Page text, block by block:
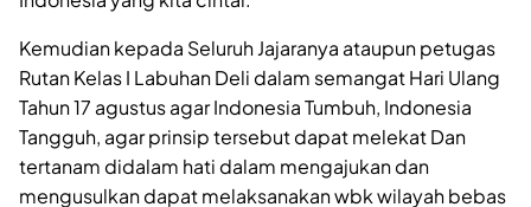
Kemudian kepada Seluruh Jajaranya ataupun petugas
Rutan Kelas I Labuhan Deli dalam semangat Hari Ulang
Tahun 17 agustus agar Indonesia Tumbuh, Indonesia
Tangguh, agar prinsip tersebut dapat melekat Dan
tertanam didalam hati dalam mengajukan dan
mengusulkan dapat melaksanakan wbk wilayah bebas